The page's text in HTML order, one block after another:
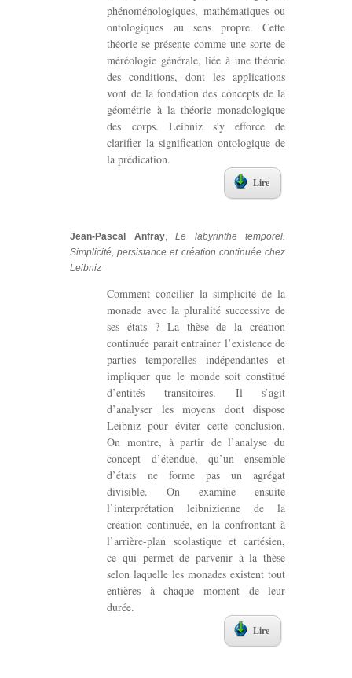
phénoménologiques, mathématiques ou
ontologiques au sens propre. Cette
théorie se présente comme une sorte de
méréologie générale, liée à une théorie
des conditions, dont les applications
vont de la fondation des concepts de la
géométrie à la théorie monadologique
des corps. Leibniz s’y efforce de
clarifier la signification ontologique de
la prédication.
Lire
Jean-Pascal Anfray,Le labyrinthe temporel.
Simplicité, persistance et création continuée chez
Leibniz
Comment concilier la simplicité de la
monade avec la pluralité successive de
ses états ? La thèse de la création
continuée parait entrainer l’existence de
parties temporelles indépendantes et
impliquer que le monde soit constitué
d’entités transitoires. Il s’agit
d’analyser les moyens dont dispose
Leibniz pour éviter cette conclusion.
On montre, à partir de l’analyse du
concept d’étendue, qu’un ensemble
d’états ne forme pas un agrégat
divisible. On examine ensuite
l’interprétation leibnizienne de la
création continuée, en la confrontant à
l’arrière-plan scolastique et cartésien,
ce qui permet de parvenir à la thèse
selon laquelle les monades existent tout
entières à chaque moment de leur
durée.
Lire